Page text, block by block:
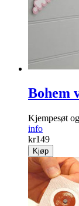
Bohem
Kjempesøt
info
kr149
Kjøp